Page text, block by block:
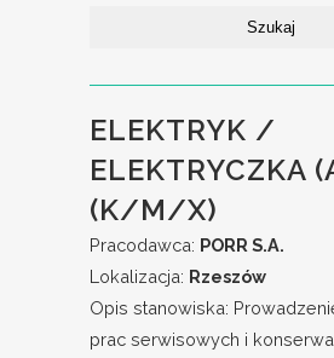
ELEKTRYK /
ELEKTRYCZKA
(K/M/X)
Pracodawca: PORR S.A.
Lokalizacja: Rzeszów
Opis stanowiska:
prac serwisowych i